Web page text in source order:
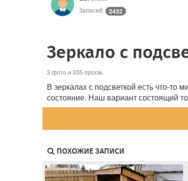
Записей: 2432
Зеркало с
3 фото и 335 просм.
В зеркалах с подсветкой есть что-
состояние. Наш вариант состоящий
ПОХОЖИЕ ЗАПИСИ